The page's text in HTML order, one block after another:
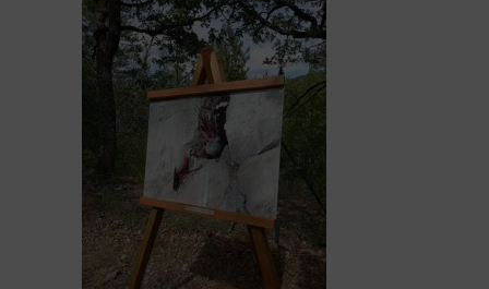
locale
oiseaux
–
Géopoarc
dignes
les
bains
2020